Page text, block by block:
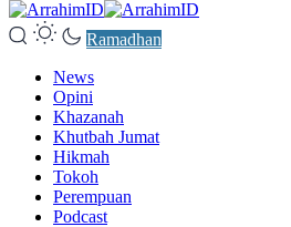
Ramadhan
News
Opini
Khazanah
Khutbah Jumat
Hikmah
Tokoh
Perempuan
Podcast